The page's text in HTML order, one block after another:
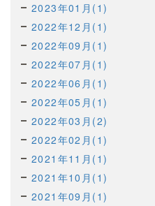
2023年01月(1)
2022年12月(1)
2022年09月(1)
2022年07月(1)
2022年06月(1)
2022年05月(1)
2022年03月(2)
2022年02月(1)
2021年11月(1)
2021年10月(1)
2021年09月(1)